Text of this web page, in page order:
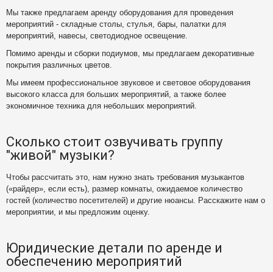
Мы также предлагаем аренду оборудования для проведения
мероприятий - складные столы, стулья, бары, палатки для
мероприятий, навесы, светодиодное освещение.
Помимо аренды и сборки подиумов, мы предлагаем декоративные
покрытия различных цветов.
Mы имеем профессиональное звуковое и световое оборудования
высокого класса для больших мероприятий, а также более
экономичное техника для небольших мероприятий.
Сколько стоит озвучивать группу
"живой" музыки?
Чтобы рассчитать это, нам нужно знать требования музыкантов
(«райдер», если есть), размер комнаты, ожидаемое количество
гостей (количество посетителей) и другие нюансы. Расскажите нам о
мероприятии, и мы предложим оценку.
Юридические детали по аренде и
обеспечению мероприятий